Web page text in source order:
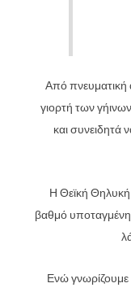
Από πνευματική
γιορτή των
και συνειδητά
Η Θεϊκή Θηλυκή
βαθμό
Ενώ γνωρίζουμε